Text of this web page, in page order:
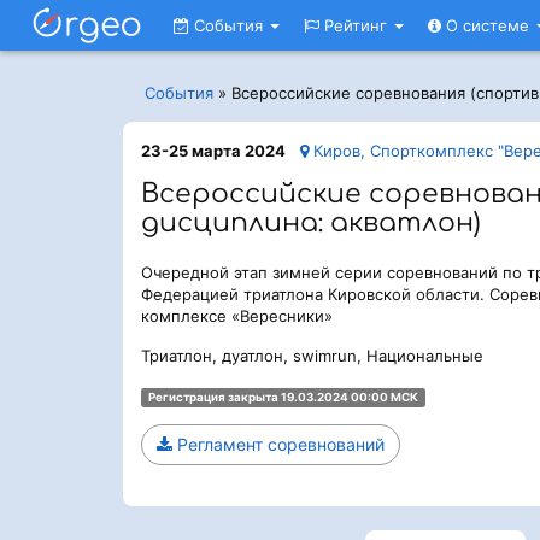
События Рейтинг О системе
События » Всероссийские соревнования
23-25 марта 2024 Киров, Спорткомплекс
Всероссийские
дисциплина: акватлон)
Очередной этап зимней серии соревнований по
Федерацией триатлона Кировской области.
комплексе «Вересники»
Триатлон, дуатлон, swimrun, Национальные
Регистрация закрыта 19.03.2024 00:00 МСК
Регламент соревнований